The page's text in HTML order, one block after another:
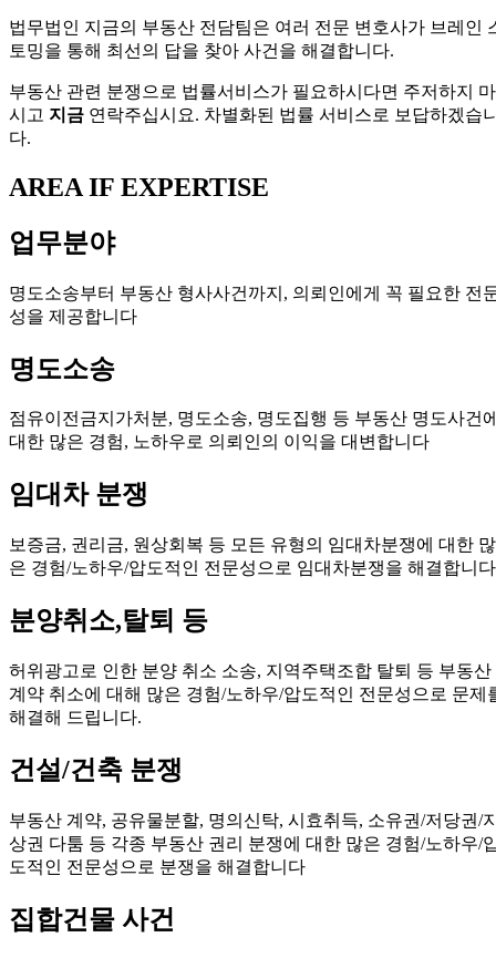
법무법인 지금의 부동산 전담팀은 여러 전문 변호사가 브레인
토밍을 통해 최선의 답을 찾아 사건을 해결합니다.
부동산 관련 분쟁으로 법률서비스가 필요하시다면 주저하지 마
시고 지금 연락주십시요. 차별화된 법률 서비스로 보답하겠습
다.
AREA IF EXPERTISE
업무분야
명도소송부터 부동산 형사사건까지, 의뢰인에게 꼭 필요한 전
성을 제공합니다
명도소송
점유이전금지가처분, 명도소송, 명도집행 등 부동산 명도사건
대한 많은 경험, 노하우로 의뢰인의 이익을 대변합니다
임대차 분쟁
보증금, 권리금, 원상회복 등 모든 유형의 임대차분쟁에 대한 많
은 경험/노하우/압도적인 전문성으로 임대차분쟁을 해결합니다
분양취소,탈퇴 등
허위광고로 인한 분양 취소 소송, 지역주택조합 탈퇴 등 부동산
계약 취소에 대해 많은 경험/노하우/압도적인 전문성으로 문제
해결해 드립니다.
건설/건축 분쟁
부동산 계약, 공유물분할, 명의신탁, 시효취득, 소유권/저당권/
상권 다툼 등 각종 부동산 권리 분쟁에 대한 많은 경험/노하우/
도적인 전문성으로 분쟁을 해결합니다
집합건물 사건